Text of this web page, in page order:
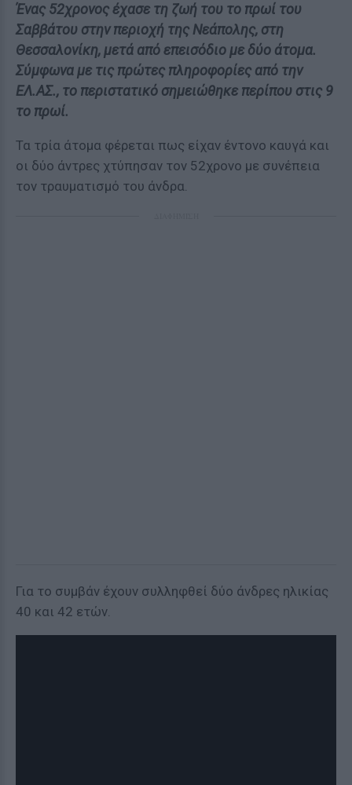
Ένας 52χρονος έχασε τη ζωή του το πρωί του
Σαββάτου στην περιοχή της Νεάπολης, στη
Θεσσαλονίκη, μετά από επεισόδιο με δύο άτομα.
Σύμφωνα με τις πρώτες πληροφορίες από την
ΕΛ.ΑΣ., το περιστατικό σημειώθηκε περίπου στις 9
το πρωί.
Τα τρία άτομα φέρεται πως είχαν έντονο καυγά και
οι δύο άντρες χτύπησαν τον 52χρονο με συνέπεια
τον τραυματισμό του άνδρα.
Για το συμβάν έχουν συλληφθεί δύο άνδρες ηλικίας
40 και 42 ετών.